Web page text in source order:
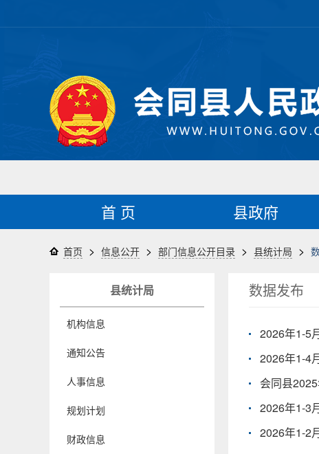
首 页 县政府
首页 > 信息公开 > 部门信息公开目录 > 县统计局 >
县统计局
机构信息
通知公告
人事信息
规划计划
财政信息
数据发布
2026年1-5
2026年1-4
会同县
2026年1-3
2026年1-2